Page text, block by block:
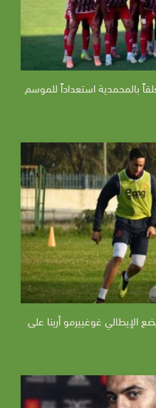
بالمحمدية استعداداً للموسم
الإيطالي غوغييرمو أرينا على